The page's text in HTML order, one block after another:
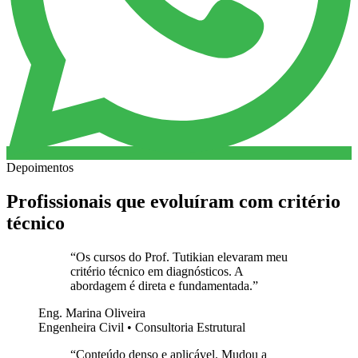
Depoimentos
Profissionais que evoluíram com critério
técnico
“Os cursos do Prof. Tutikian elevaram meu
critério técnico em diagnósticos. A
abordagem é direta e fundamentada.”
Eng. Marina Oliveira
Engenheira Civil • Consultoria Estrutural
“Conteúdo denso e aplicável. Mudou a